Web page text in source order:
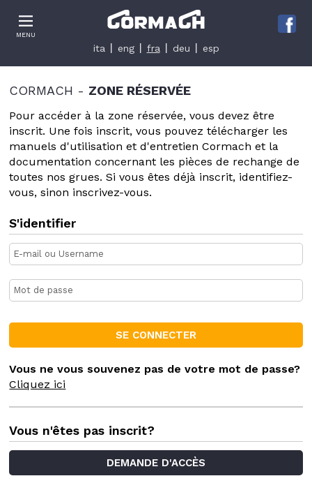
MENU
ita eng fra deu esp
CORMACH - ZONE RÉSERVÉE
Pour accéder à la zone réservée, vous devez être
inscrit. Une fois inscrit, vous pouvez télécharger les
manuels d'utilisation et d'entretien Cormach et la
documentation concernant les pièces de rechange de
toutes nos grues. Si vous êtes déjà inscrit, identifiez-
vous, sinon inscrivez-vous.
S'identifier
Vous ne vous souvenez pas de votre mot de passe?
Cliquez ici
Vous n'êtes pas inscrit?
DEMANDE D'ACCÈS
Informativa sulla raccolta
Le tue preferenze relative alla privacy